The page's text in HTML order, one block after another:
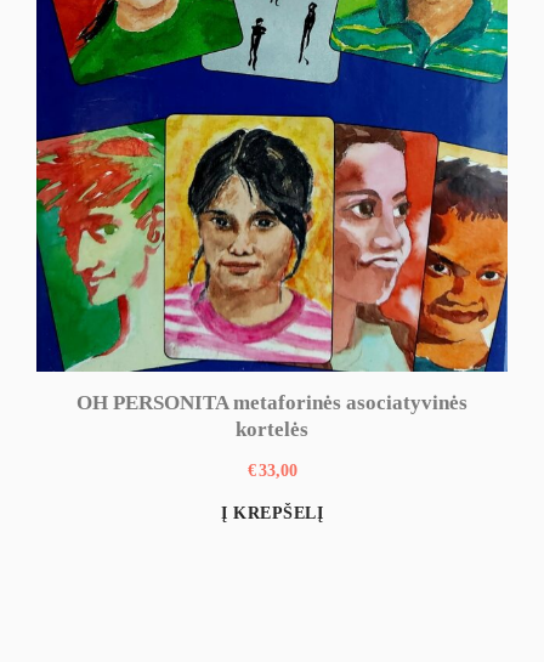
OH PERSONITA metaforinės asociatyvinės
kortelės
€33,00
Į KREPŠELĮ